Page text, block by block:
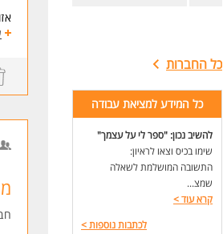
כל החברות
כל המידע למציאת עבודה
להשיב נכון: "ספר לי על עצמך"
שימו בכיס וצאו לראיון:
התשובה המושלמת לשאלה
שמצ...
קרא עוד>
לכתבות נוספות>
*
ניסיון של